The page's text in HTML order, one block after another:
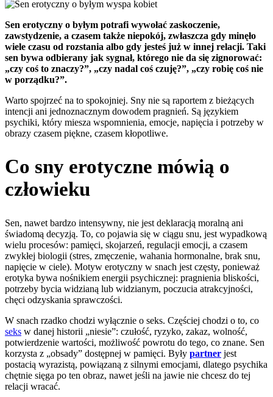
Sen erotyczny o byłym potrafi wywołać zaskoczenie,
zawstydzenie, a czasem także niepokój, zwłaszcza gdy minęło
wiele czasu od rozstania albo gdy jesteś już w innej relacji. Taki
sen bywa odbierany jak sygnał, którego nie da się zignorować:
„czy coś to znaczy?”, „czy nadal coś czuję?”, „czy robię coś nie
w porządku?”.
Warto spojrzeć na to spokojniej. Sny nie są raportem z bieżących
intencji ani jednoznacznym dowodem pragnień. Są językiem
psychiki, który miesza wspomnienia, emocje, napięcia i potrzeby w
obrazy czasem piękne, czasem kłopotliwe.
Co sny erotyczne mówią o
człowieku
Sen, nawet bardzo intensywny, nie jest deklaracją moralną ani
świadomą decyzją. To, co pojawia się w ciągu snu, jest wypadkową
wielu procesów: pamięci, skojarzeń, regulacji emocji, a czasem
zwykłej biologii (stres, zmęczenie, wahania hormonalne, brak snu,
napięcie w ciele). Motyw erotyczny w snach jest częsty, ponieważ
erotyka bywa nośnikiem energii psychicznej: pragnienia bliskości,
potrzeby bycia widzianą lub widzianym, poczucia atrakcyjności,
chęci odzyskania sprawczości.
W snach rzadko chodzi wyłącznie o seks. Częściej chodzi o to, co
seks w danej historii „niesie”: czułość, ryzyko, zakaz, wolność,
potwierdzenie wartości, możliwość powrotu do tego, co znane. Sen
korzysta z „obsady” dostępnej w pamięci. Były partner jest
postacią wyrazistą, powiązaną z silnymi emocjami, dlatego psychika
chętnie sięga po ten obraz, nawet jeśli na jawie nie chcesz do tej
relacji wracać.